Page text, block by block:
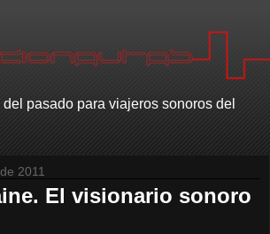
pasado para viajeros sonoros del
2011
El visionario sonoro